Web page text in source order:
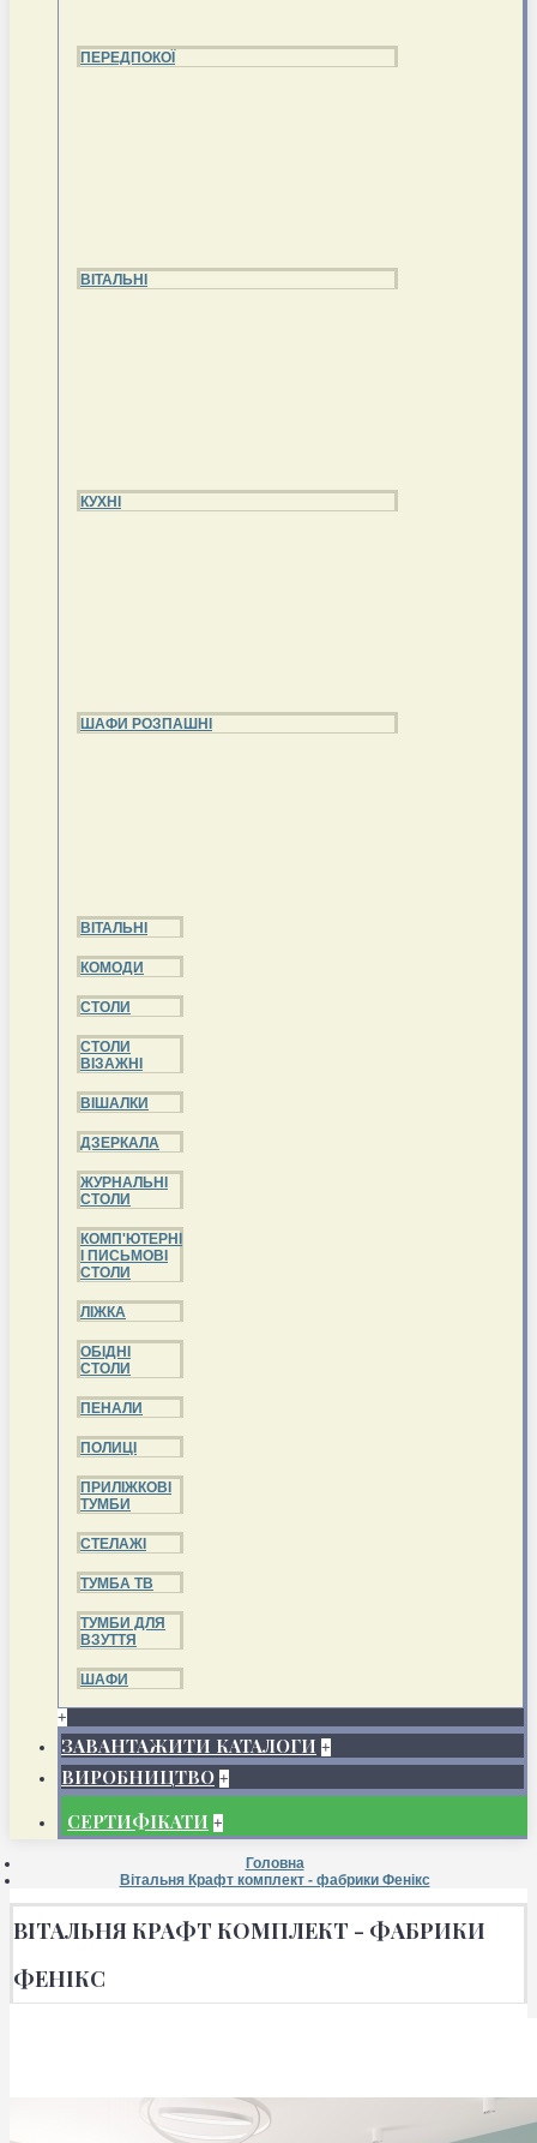
ПЕРЕДПОКОЇ
ВІТАЛЬНІ
КУХНІ
ШАФИ РОЗПАШНІ
ВІТАЛЬНІ
КОМОДИ
СТОЛИ
СТОЛИ
ВІЗАЖНІ
ВІШАЛКИ
ДЗЕРКАЛА
ЖУРНАЛЬНІ
СТОЛИ
КОМП'ЮТЕРНІ
І ПИСЬМОВІ
СТОЛИ
ЛІЖКА
ОБІДНІ
СТОЛИ
ПЕНАЛИ
ПОЛИЦІ
ПРИЛІЖКОВІ
ТУМБИ
СТЕЛАЖІ
ТУМБА ТВ
ТУМБИ ДЛЯ
ВЗУТТЯ
ШАФИ
+
ЗАВАНТАЖИТИ КАТАЛОГИ +
ВИРОБНИЦТВО +
СЕРТИФІКАТИ +
Головна
Вітальня Крафт комплект - фабрики Фенікс
ВІТАЛЬНЯ КРАФТ КОМПЛЕКТ - ФАБРИКИ
ФЕНІКС